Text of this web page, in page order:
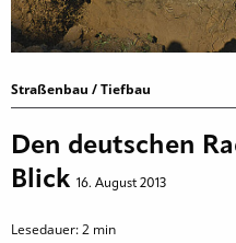
Straßenbau / Tiefbau
Den deutschen
Blick 16. August 2013
Lesedauer:2 min